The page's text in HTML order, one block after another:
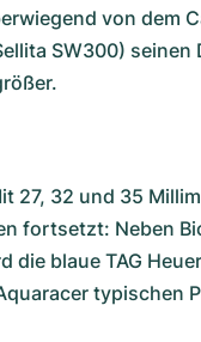
von dem
SW300) seinen
27, 32 und 35
fortsetzt: Neben
blaue TAG
typischen